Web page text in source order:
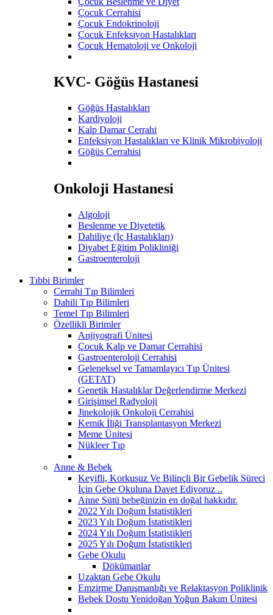
Çocuk Cerrahisi
Çocuk Endokrinoloji
Çocuk Enfeksiyon Hastalıkları
Çocuk Hematoloji ve Onkoloji
KVC- Göğüs Hastanesi
Göğüs Hastalıkları
Kardiyoloji
Kalp Damar Cerrahi
Enfeksiyon Hastalıkları ve Klinik Mikrobiyoloji
Göğüs Cerrahisi
Onkoloji Hastanesi
Algoloji
Beslenme ve Diyetetik
Dahiliye (İç Hastalıkları)
Diyabet Eğitim Polikliniği
Gastroenteroloji
Tıbbi Birimler
Cerrahi Tıp Bilimleri
Dahili Tıp Bilimleri
Temel Tıp Bilimleri
Özellikli Birimler
Anjiyografi Ünitesi
Çocuk Kalp ve Damar Cerrahisi
Gastroenteroloji Cerrahisi
Geleneksel ve Tamamlayıcı Tıp Ünitesi
(GETAT)
Genetik Hastalıklar Değerlendirme Merkezi
Girişimsel Radyoloji
Jinekolojik Onkoloji Cerrahisi
Kemik İliği Transplantasyon Merkezi
Meme Ünitesi
Nükleer Tıp
Anne & Bebek
Keyifli, Korkusuz Ve Bilinçli Bir Gebelik Süreci
İçin Gebe Okuluna Davet Ediyoruz ..
Anne Sütü bebeğinizin en doğal hakkıdır.
2022 Yılı Doğum İstatistikleri
2023 Yılı Doğum İstatistikleri
2024 Yılı Doğum İstatistikleri
2025 Yılı Doğum İstatistikleri
Gebe Okulu
Dökümanlar
Uzaktan Gebe Okulu
Emzirme Danışmanlığı ve Relaktasyon Poliklinik
Bebek Dostu Yenidoğan Yoğun Bakım Ünitesi